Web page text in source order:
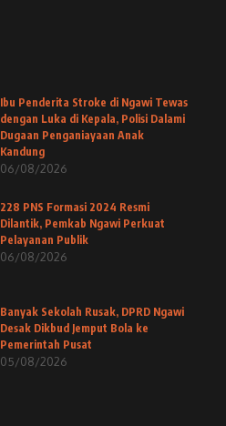
Ibu Penderita Stroke di Ngawi Tewas
dengan Luka di Kepala, Polisi Dalami
Dugaan Penganiayaan Anak
Kandung
06/08/2026
228 PNS Formasi 2024 Resmi
Dilantik, Pemkab Ngawi Perkuat
Pelayanan Publik
06/08/2026
Banyak Sekolah Rusak, DPRD Ngawi
Desak Dikbud Jemput Bola ke
Pemerintah Pusat
05/08/2026